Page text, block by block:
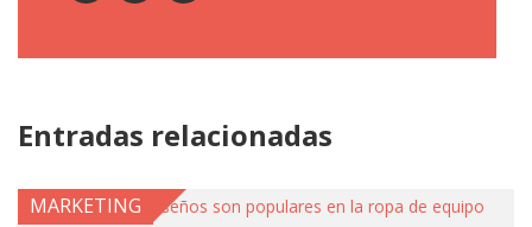
Entradas relacionadas
MARKETING